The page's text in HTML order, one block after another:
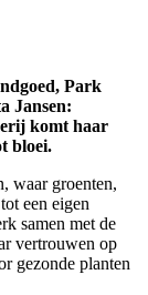
Park
Jansen:
komt haar
bloei.
waar groenten,
een eigen
samen met de
vertrouwen op
gezonde planten